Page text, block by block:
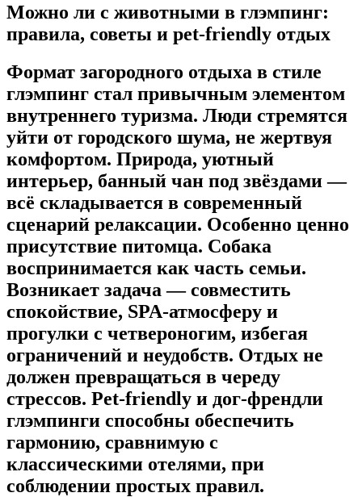
Можно ли с животными в глэмпинг:
правила, советы и pet-friendly отдых
Формат загородного отдыха в стиле
глэмпинг стал привычным элементом
внутреннего туризма. Люди стремятся
уйти от городского шума, не жертвуя
комфортом. Природа, уютный
интерьер, банный чан под звёздами —
всё складывается в современный
сценарий релаксации. Особенно ценно
присутствие питомца. Собака
воспринимается как часть семьи.
Возникает задача — совместить
спокойствие, SPA-атмосферу и
прогулки с четвероногим, избегая
ограничений и неудобств. Отдых не
должен превращаться в череду
стрессов. Pet-friendly и дог-френдли
глэмпинги способны обеспечить
гармонию, сравнимую с
классическими отелями, при
соблюдении простых правил.